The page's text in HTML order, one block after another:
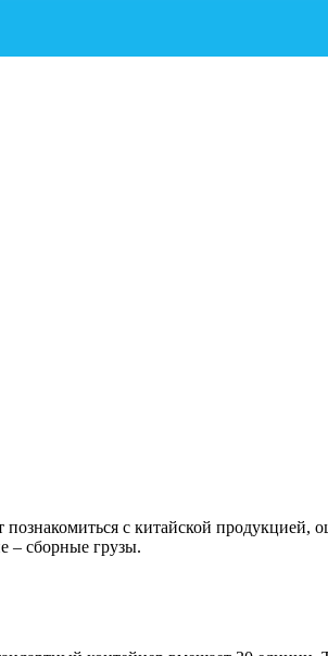
с китайской продукцией,
– сборные грузы.